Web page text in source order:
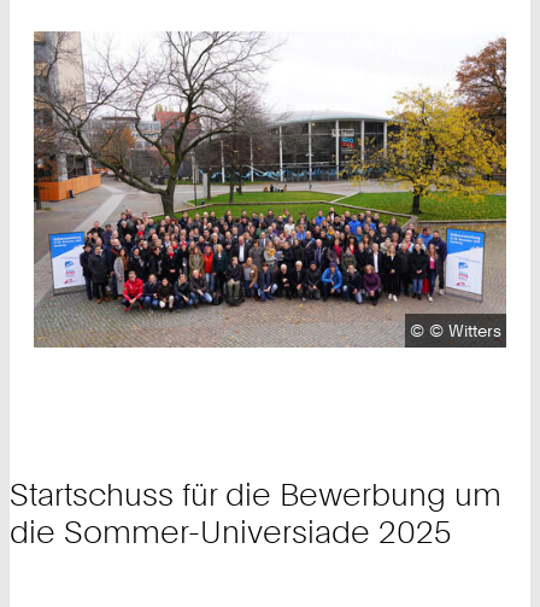
Urheberrecht:
©© Witters
Startschuss für die Bewerbung um
die Sommer-Universiade 2025